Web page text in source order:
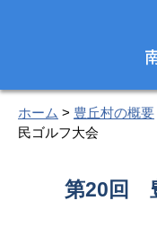
ホーム > 豊丘村の概要
民ゴルフ大会
第20回